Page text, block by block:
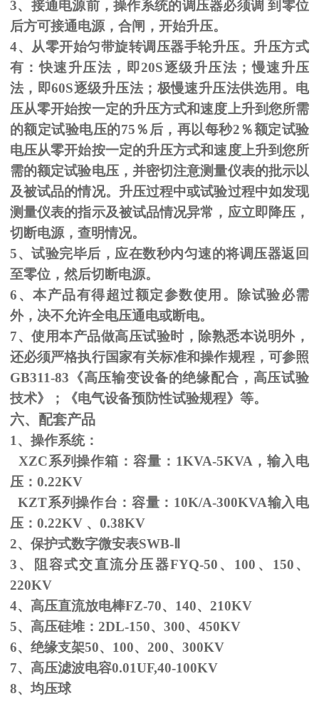
3、接通电源前，操作系统的调压器必须调 到零位
后方可接通电源，合闸，开始升压。
4、从零开始匀带旋转调压器手轮升压。升压方式
有：快速升压法，即20S逐级升压法；慢速升压
法，即60S逐级升压法；极慢速升压法供选用。电
压从零开始按一定的升压方式和速度上升到您所需
的额定试验电压的75％后，再以每秒2％额定试验
电压从零开始按一定的升压方式和速度上升到您所
需的额定试验电压，并密切注意测量仪表的批示以
及被试品的情况。升压过程中或试验过程中如发现
测量仪表的指示及被试品情况异常，应立即降压，
切断电源，查明情况。
5、试验完毕后，应在数秒内匀速的将调压器返回
至零位，然后切断电源。
6、本产品有得超过额定参数使用。除试验必需
外，决不允许全电压通电或断电。
7、使用本产品做高压试验时，除熟悉本说明外，
还必须严格执行国家有关标准和操作规程，可参照
GB311-83 《高压输变设备的绝缘配合，高压试验
技术》；《电气设备预防性试验规程》等。
六、配套产品
1、操作系统：
XZC系列操作箱：容量： 1KVA-5KVA ，输入电
压： 0.22KV
KZT系列操作台：容量： 10K/A-300KVA输入电
压： 0.22KV 、 0.38KV
2、保护式数字微安表SWB-
3、阻容式交直流分压器FYQ-50 、 100 、 150 、
220KV
4、高压直流放电棒FZ-70、 140、 210KV
5、高压硅堆： 2DL-150、 300、 450KV
6、绝缘支架50、 100、 200、 300KV
7、高压滤波电容0.01UF,40-100KV
8、均压球